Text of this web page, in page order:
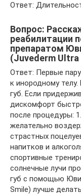
Ответ:
Вопрос:
реабилитации
препаратом
(Juvederm Ultra
Ответ: Первые
к инородному
губ. Если
дискомфорт
после процедуры:
желательно
страстных
напитков и
спортивные
солнечные лучи
губ с помощью
Smile) лучше